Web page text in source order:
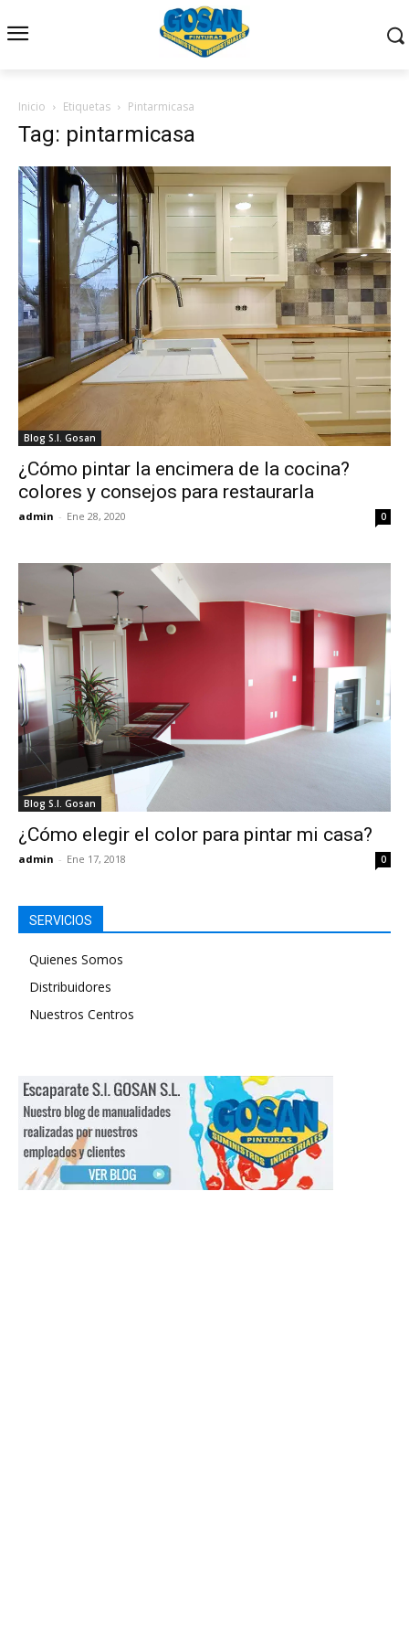
Inicio Etiquetas Pintarmicasa
Tag: pintarmicasa
Blog S.I. Gosan
¿Cómo pintar la encimera de la cocina?
colores y consejos para restaurarla
admin - Ene 28, 2020 0
Blog S.I. Gosan
¿Cómo elegir el color para pintar mi casa?
admin - Ene 17, 2018 0
SERVICIOS
Quienes Somos
Distribuidores
Nuestros Centros